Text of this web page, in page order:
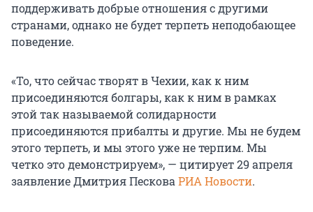
поддерживать добрые отношения с другими
странами, однако не будет терпеть неподобающее
поведение.
«То, что сейчас творят в Чехии, как к ним
присоединяются болгары, как к ним в рамках
этой так называемой солидарности
присоединяются прибалты и другие. Мы не будем
этого терпеть, и мы этого уже не терпим. Мы
четко это демонстрируем», — цитирует 29 апреля
заявление Дмитрия Пескова РИА Новости.